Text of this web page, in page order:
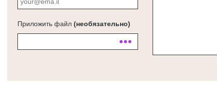
Приложить файл (необязательно)